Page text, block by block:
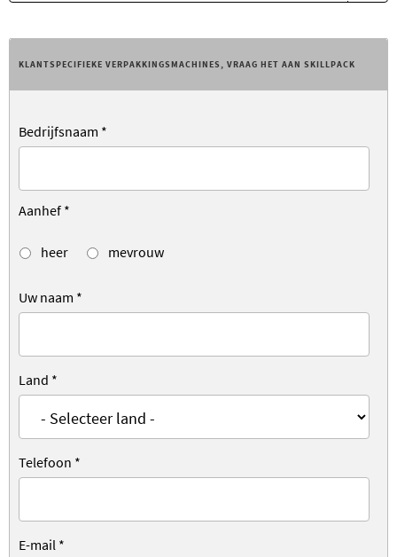
KLANTSPECIFIEKE VERPAKKINGSMACHINES, VRAAG HET AAN SKILLPACK
Bedrijfsnaam *
Aanhef *
heer mevrouw
Uw naam *
Land *
Telefoon *
E-mail *